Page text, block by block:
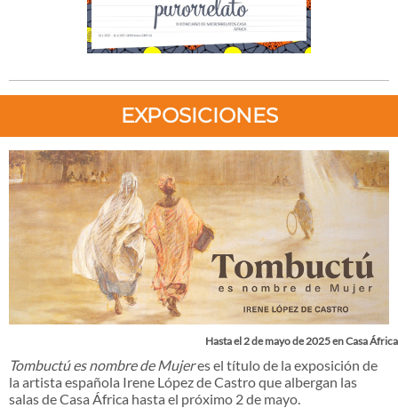
EXPOSICIONES
Hasta el 2 de mayo de 2025 en Casa África
Tombuctú es nombre de Mujeres el título de la exposición de
la artista española Irene López de Castro que albergan las
salas de Casa África hasta el próximo 2 de mayo.